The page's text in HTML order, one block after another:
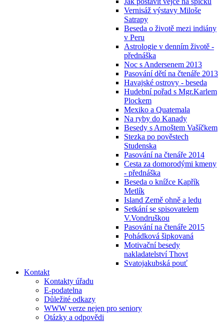
Vernisáž výstavy Miloše
Satrapy
Beseda o životě mezi indiány
v Peru
Astrologie v denním životě -
přednáška
Noc s Andersenem 2013
Pasování dětí na čtenáře 2013
Havajské ostrovy - beseda
Hudební pořad s Mgr.Karlem
Plockem
Mexiko a Quatemala
Na ryby do Kanady
Besedy s Arnoštem Vašíčkem
Stezka po pověstech
Studenska
Pasování na čtenáře 2014
Cesta za domorodými kmeny
- přednáška
Beseda o knížce Kapřík
Metlík
Island Země ohně a ledu
Setkání se spisovatelem
V.Vondruškou
Pasování na čtenáře 2015
Pohádková šipkovaná
Motivační besedy
nakladatelství Thovt
Svatojakubská pouť
Kontakt
Kontakty úřadu
E-podatelna
Důležité odkazy
WWW verze nejen pro seniory
Otázky a odpovědi